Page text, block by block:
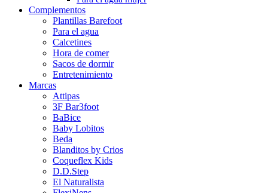
Complementos
Plantillas Barefoot
Para el agua
Calcetines
Hora de comer
Sacos de dormir
Entretenimiento
Marcas
Attipas
3F Bar3foot
BaBice
Baby Lobitos
Beda
Blanditos by Crios
Coqueflex Kids
D.D.Step
El Naturalista